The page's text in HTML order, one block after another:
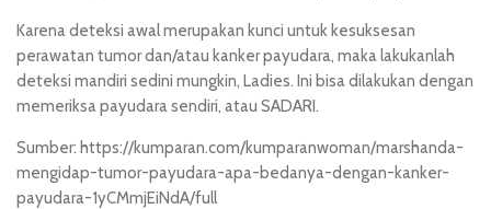
Karena deteksi awal merupakan kunci untuk kesuksesan
perawatan tumor dan/atau kanker payudara, maka lakukanlah
deteksi mandiri sedini mungkin, Ladies. Ini bisa dilakukan dengan
memeriksa payudara sendiri, atau SADARI.
Sumber: https://kumparan.com/kumparanwoman/marshanda-
mengidap-tumor-payudara-apa-bedanya-dengan-kanker-
payudara-1yCMmjEiNdA/full